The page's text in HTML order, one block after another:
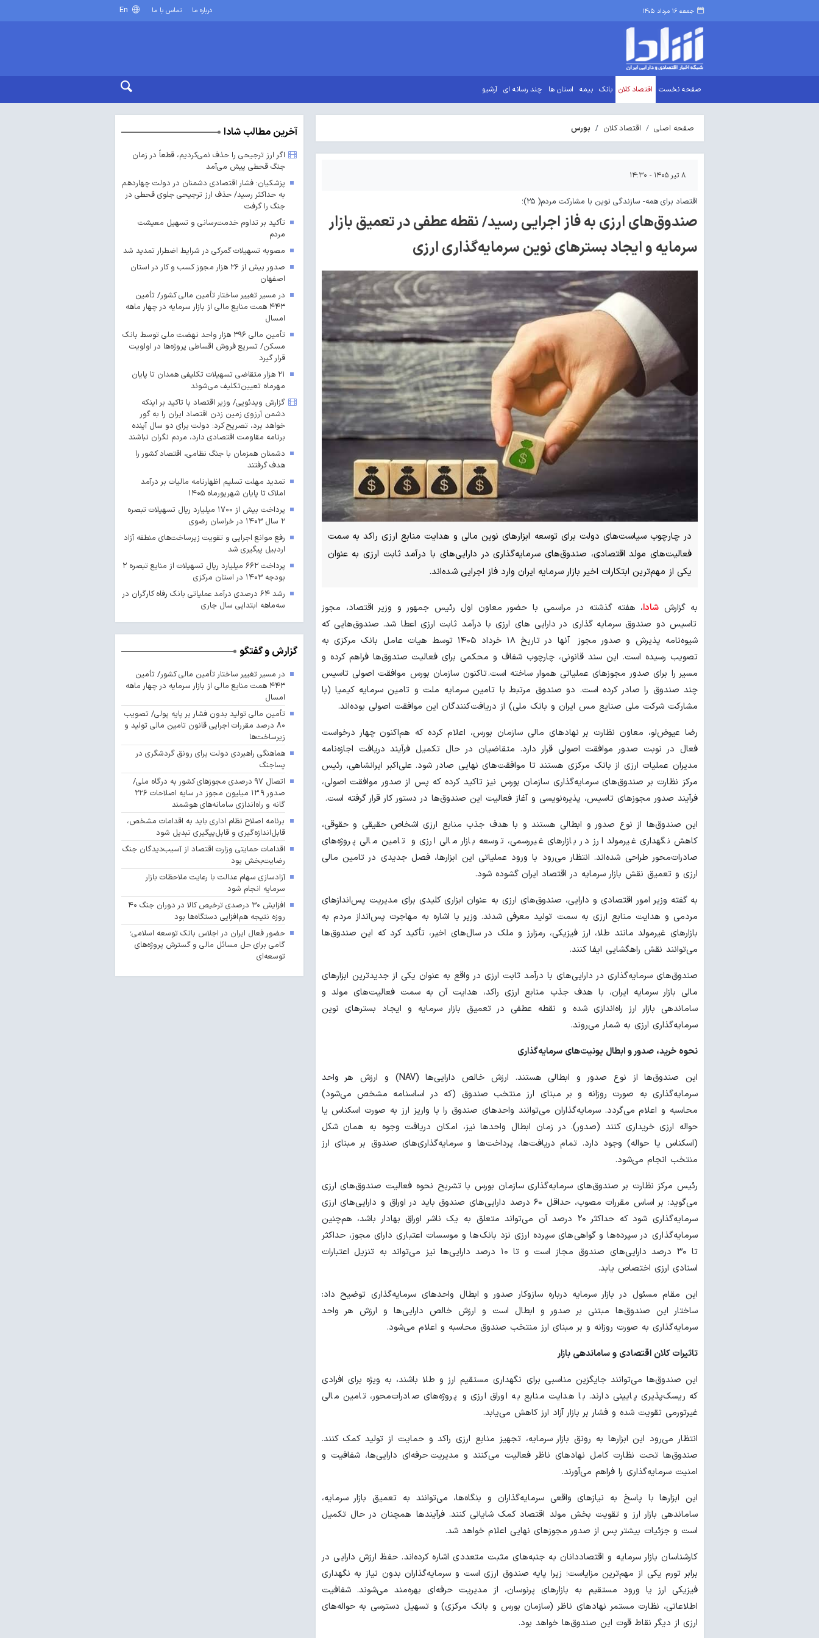
جمعه ۱۶ مرداد ۱۴۰۵ درباره ما تماس با ما
صفحه نخست اقتصاد کلان بانک بیمه استان ها چند رسانه ای آرشیو
صفحه اصلی اقتصاد کلان بورس
۸ تیر ۱۴۰۵ - ۱۴:۳۰
اقتصاد برای همه- سازندگی نوین با مشارکت مردم( ۲۵)؛
صندوق‌های ارزی به فاز اجرایی رسید/ نقطه عطفی در تعمیق بازار
سرمایه و ایجاد بسترهای نوین سرمایه‌گذاری ارزی
در چارچوب سیاست‌های دولت برای توسعه ابزارهای نوین مالی و هدایت منابع ارزی راکد به سمت
فعالیت‌های مولد اقتصادی، صندوق‌های سرمایه‌گذاری در دارایی‌های با درآمد ثابت ارزی به عنوان
یکی از مهم‌ترین ابتکارات اخیر بازار سرمایه ایران وارد فاز اجرایی شده‌اند.
به گزارش شادا، هفته گذشته در مراسمی با حضور معاون اول رئیس جمهور و وزیر اقتصاد، مجوز
تاسیس دو صندوق سرمایه‏ گذاری در دارایی‏ های ارزی با درآمد ثابت ارزی اعطا شد. صندوق‌هایی که
شیوه‌نامه پذیرش و صدور مجوز آنها در تاریخ ۱۸ خرداد ۱۴۰۵ توسط هیات عامل بانک مرکزی به
تصویب رسیده است. این سند قانونی، چارچوب شفاف و محکمی برای فعالیت صندوق‌ها فراهم کرده و
مسیر را برای صدور مجوزهای عملیاتی هموار ساخته است. تاکنون سازمان بورس موافقت اصولی تاسیس
چند صندوق را صادر کرده است. دو صندوق مرتبط با تامین سرمایه ملت و تامین سرمایه کیمیا (با
مشارکت شرکت ملی صنایع مس ایران و بانک ملی) از دریافت‌کنندگان این موافقت اصولی بوده‌اند.
رضا عیوض‌لو، معاون نظارت بر نهادهای مالی سازمان بورس، اعلام کرده که هم‌اکنون چهار درخواست
فعال در نوبت صدور موافقت اصولی قرار دارد. متقاضیان در حال تکمیل فرآیند دریافت اجازه‌نامه
مدیران عملیات ارزی از بانک مرکزی هستند تا موافقت‌های نهایی صادر شود. علی‌اکبر ایرانشاهی، رئیس
مرکز نظارت بر صندوق‌های سرمایه‌گذاری سازمان بورس نیز تاکید کرده که پس از صدور موافقت اصولی،
فرآیند صدور مجوزهای تاسیس، پذیره‌نویسی و آغاز فعالیت این صندوق‌ها در دستور کار قرار گرفته است.
این صندوق‌ها از نوع صدور و ابطالی هستند و با هدف جذب منابع ارزی اشخاص حقیقی و حقوقی،
کاهش نگهداری غیرمولد ارز در بازارهای غیررسمی، توسعه بازار مالی ارزی و تامین مالی پروژه‌های
صادرات‌محور طراحی شده‌اند. انتظار می‌رود با ورود عملیاتی این ابزارها، فصل جدیدی در تامین مالی
ارزی و تعمیق نقش بازار سرمایه در اقتصاد ایران گشوده شود.
به گفته وزیر امور اقتصادی و دارایی، صندوق‌های ارزی به عنوان ابزاری کلیدی برای مدیریت پس‌اندازهای
مردمی و هدایت منابع ارزی به سمت تولید معرفی شدند. وزیر با اشاره به مهاجرت پس‌انداز مردم به
بازارهای غیرمولد مانند طلا، ارز فیزیکی، رمزارز و ملک در سال‌های اخیر، تأکید کرد که این صندوق‌ها
می‌توانند نقش راهگشایی ایفا کنند.
صندوق‌های سرمایه‌گذاری در دارایی‌های با درآمد ثابت ارزی در واقع به عنوان یکی از جدیدترین ابزارهای
مالی بازار سرمایه ایران، با هدف جذب منابع ارزی راکد، هدایت آن به سمت فعالیت‌های مولد و
ساماندهی بازار ارز راه‌اندازی شده و نقطه عطفی در تعمیق بازار سرمایه و ایجاد بسترهای نوین
سرمایه‌گذاری ارزی به شمار می‌روند.
نحوه خرید، صدور و ابطال یونیت‌های سرمایه‌گذاری
این صندوق‌ها از نوع صدور و ابطالی هستند. ارزش خالص دارایی‌ها (NAV) و ارزش هر واحد
سرمایه‌گذاری به صورت روزانه و بر مبنای ارز منتخب صندوق (که در اساسنامه مشخص می‌شود)
محاسبه و اعلام می‌گردد. سرمایه‌گذاران می‌توانند واحدهای صندوق را با واریز ارز به صورت اسکناس یا
حواله ارزی خریداری کنند (صدور). در زمان ابطال واحدها نیز، امکان دریافت وجوه به همان شکل
(اسکناس یا حواله) وجود دارد. تمام دریافت‌ها، پرداخت‌ها و سرمایه‌گذاری‌های صندوق بر مبنای ارز
منتخب انجام می‌شود.
رئیس مرکز نظارت بر صندوق‌های سرمایه‌گذاری سازمان بورس با تشریح نحوه فعالیت صندوق‌های ارزی
می‌گوید: بر اساس مقررات مصوب، حداقل ۶۰ درصد دارایی‌های صندوق باید در اوراق و دارایی‌های ارزی
سرمایه‌گذاری شود که حداکثر ۲۰ درصد آن می‌تواند متعلق به یک ناشر اوراق بهادار باشد، هم‌چنین
سرمایه‌گذاری در سپرده‌ها و گواهی‌های سپرده ارزی نزد بانک‌ها و موسسات اعتباری دارای مجوز، حداکثر
تا ۳۰ درصد دارایی‌های صندوق مجاز است و تا ۱۰ درصد دارایی‌ها نیز می‌تواند به تنزیل اعتبارات
اسنادی ارزی اختصاص یابد.
این مقام مسئول در بازار سرمایه درباره سازوکار صدور و ابطال واحدهای سرمایه‌گذاری توضیح داد:
ساختار این صندوق‌ها مبتنی بر صدور و ابطال است و ارزش خالص دارایی‌ها و ارزش هر واحد
سرمایه‌گذاری به صورت روزانه و بر مبنای ارز منتخب صندوق محاسبه و اعلام می‌شود.
تاثیرات کلان اقتصادی و ساماندهی بازار
این صندوق‌ها می‌توانند جایگزین مناسبی برای نگهداری مستقیم ارز و طلا باشند، به ویژه برای افرادی
که ریسک‌پذیری پایینی دارند. با هدایت منابع به اوراق ارزی و پروژه‌های صادرات‌محور، تامین مالی
غیرتورمی تقویت شده و فشار بر بازار آزاد ارز کاهش می‌یابد.
انتظار می‌رود این ابزارها به رونق بازار سرمایه، تجهیز منابع ارزی راکد و حمایت از تولید کمک کنند.
صندوق‌ها تحت نظارت کامل نهادهای ناظر فعالیت می‌کنند و مدیریت حرفه‌ای دارایی‌ها، شفافیت و
امنیت سرمایه‌گذاری را فراهم می‌آورند.
این ابزارها با پاسخ به نیازهای واقعی سرمایه‌گذاران و بنگاه‌ها، می‌توانند به تعمیق بازار سرمایه،
ساماندهی بازار ارز و تقویت بخش مولد اقتصاد کمک شایانی کنند. فرآیندها همچنان در حال تکمیل
است و جزئیات بیشتر پس از صدور مجوزهای نهایی اعلام خواهد شد.
کارشناسان بازار سرمایه و اقتصاددانان به جنبه‌های مثبت متعددی اشاره کرده‌اند. حفظ ارزش دارایی در
برابر تورم یکی از مهم‌ترین مزایاست؛ زیرا پایه صندوق ارزی است و سرمایه‌گذاران بدون نیاز به نگهداری
فیزیکی ارز یا ورود مستقیم به بازارهای پرنوسان، از مدیریت حرفه‌ای بهره‌مند می‌شوند. شفافیت
اطلاعاتی، نظارت مستمر نهادهای ناظر (سازمان بورس و بانک مرکزی) و تسهیل دسترسی به حواله‌های
ارزی از دیگر نقاط قوت این صندوق‌ها خواهد بود.
آخرین مطالب شادا
اگر ارز ترجیحی را حذف نمی‌کردیم، قطعاً در زمان
جنگ قحطی پیش می‌آمد
پزشکیان: فشار اقتصادی دشمنان در دولت چهاردهم
به حداکثر رسید/ حذف ارز ترجیحی جلوی قحطی در
جنگ را گرفت
تأکید بر تداوم خدمت‌رسانی و تسهیل معیشت
مردم
مصوبه تسهیلات گمرکی در شرایط اضطرار تمدید شد
صدور بیش از ۲۶ هزار مجوز کسب‌ و کار در استان
اصفهان
در مسیر تغییر ساختار تأمین مالی کشور/ تأمین
۴۴۳ همت منابع مالی از بازار سرمایه در چهار ماهه
امسال
تأمین مالی ۳۹۶ هزار واحد نهضت ملی توسط بانک
مسکن/ تسریع فروش اقساطی پروژه‌ها در اولویت
قرار گیرد
۲۱ هزار متقاضی تسهیلات تکلیفی همدان تا پایان
مهرماه تعیین‌تکلیف می‌شوند
گزارش ویدئویی/ وزیر اقتصاد با تاکید بر اینکه
دشمن آرزوی زمین زدن اقتصاد ایران را به گور
خواهد برد، تصریح کرد: دولت برای دو سال آینده
برنامه مقاومت اقتصادی دارد، مردم نگران نباشند
دشمنان همزمان با جنگ نظامی، اقتصاد کشور را
هدف گرفتند
تمدید مهلت تسلیم اظهارنامه مالیات بر درآمد
املاک تا پایان شهریورماه ۱۴۰۵
پرداخت بیش از ۱۷۰۰ میلیارد ریال تسهیلات تبصره
۲ سال ۱۴۰۳ در خراسان رضوی
رفع موانع اجرایی و تقویت زیرساخت‌های منطقه آزاد
اردبیل پیگیری شد
پرداخت ۶۶۲ میلیارد ریال تسهیلات از منابع تبصره ۲
بودجه ۱۴۰۳ در استان مرکزی
رشد ۶۴ درصدی درآمد عملیاتی بانک رفاه کارگران در
سه‌ماهه ابتدایی سال جاری
گزارش و گفتگو
در مسیر تغییر ساختار تأمین مالی کشور/ تأمین
۴۴۳ همت منابع مالی از بازار سرمایه در چهار ماهه
امسال
تأمین مالی تولید بدون فشار بر پایه پولی/ تصویب
۸۰ درصد مقررات اجرایی قانون تامین مالی تولید و
زیرساخت‌ها
هماهنگی راهبردی دولت برای رونق گردشگری در
پساجنگ
اتصال ۹۷ درصدی مجوزهای کشور به درگاه ملی/
صدور ۱۳.۹ میلیون مجوز در سایه اصلاحات ۲۲۶
گانه و راه‌اندازی سامانه‌های هوشمند
برنامه اصلاح نظام اداری باید به اقدامات مشخص،
قابل‌اندازه‌گیری و قابل‌پیگیری تبدیل شود
اقدامات حمایتی وزارت اقتصاد از آسیب‌دیدگان جنگ
رضایت‌بخش بود
آزادسازی سهام عدالت با رعایت ملاحظات بازار
سرمایه انجام شود
افزایش ۳۰ درصدی ترخیص کالا در دوران جنگ ۴۰
روزه نتیجه هم‌افزایی دستگاه‌ها بود
حضور فعال ایران در اجلاس بانک توسعه اسلامی؛
گامی برای حل مسائل مالی و گسترش پروژه‌های
توسعه‌ای